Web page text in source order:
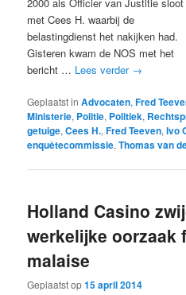
2000 als Officier van Justitie sloot
met Cees H. waarbij de
belastingdienst het nakijken had.
Gisteren kwam de NOS met het
bericht … Lees verder →
Geplaatst in Advocaten,Fred
Ministerie, Politie, Politiek,
getuige,Cees H.,Fred Teeven,Ivo
enquêtecommissie,Thomas van
Holland Casino
werkelijke oorzaak
malaise
Geplaatst op15 april 2014